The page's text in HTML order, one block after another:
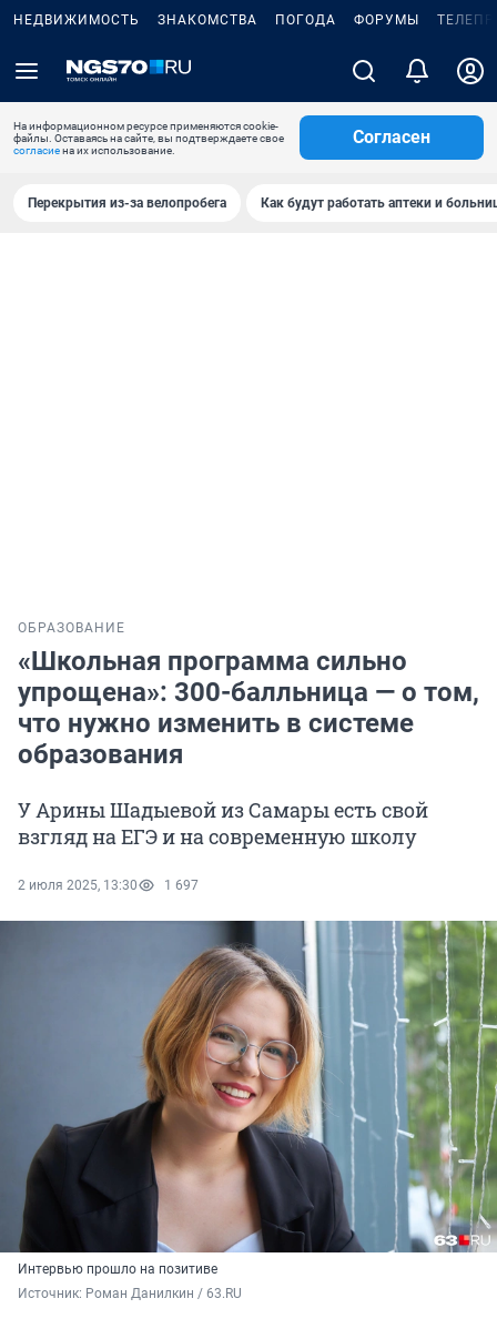
НЕДВИЖИМОСТЬ ЗНАКОМСТВА ПОГОДА ФОРУМЫ
На информационном ресурсе применяются cookie-
файлы. Оставаясь на сайте, вы подтверждаете свое
согласиена их использование.
Согласен
Перекрытия из-за велопробега Как будут работать аптеки и
ОБРАЗОВАНИЕ
«Школьная программа сильно
упрощена»: 300-балльница — о том,
что нужно изменить в системе
образования
У Арины Шадыевой из Самары есть свой
взгляд на ЕГЭ и на современную школу
2 июля 2025, 13:30 1 697
Интервью прошло на позитиве
Источник: Роман Данилкин / 63.RU